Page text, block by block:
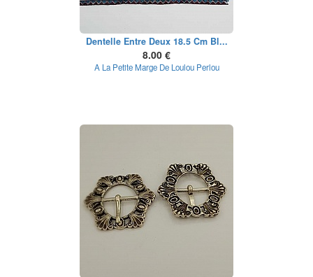
Dentelle Entre Deux 18.5 Cm Bl...
8.00 €
A La Petite Marge De Loulou Perlou